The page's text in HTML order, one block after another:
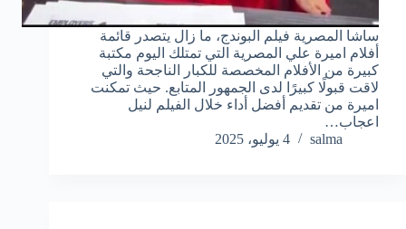
ساشا المصرية فيلم البوندج، ما زال يتصدر قائمة
أفلام اميرة علي المصرية التي تمتلك اليوم مكتبة
كبيرة من الأفلام المخصصة للكبار الناجحة والتي
لاقت قبولًا كبيرًا لدى الجمهور المتابع. حيث تمكنت
اميرة من تقديم أفضل أداء خلال الفيلم لنيل
اعجاب…
salma
4 يوليو، 2025